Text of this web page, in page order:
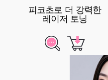
피코초로 더 강력한
레이저 토닝